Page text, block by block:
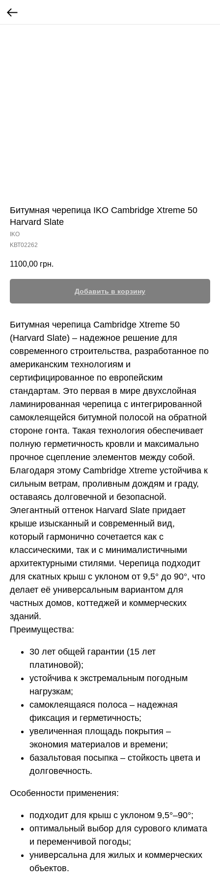
Битумная черепица IKO Cambridge Xtreme 50
Harvard Slate
IKO
KВТ02262
1100,00 грн.
Добавить в корзину
Битумная черепица Cambridge Xtreme 50
(Harvard Slate) – надежное решение для
современного строительства, разработанное по
американским технологиям и
сертифицированное по европейским
стандартам. Это первая в мире двухслойная
ламинированная черепица с интегрированной
самоклеящейся битумной полосой на обратной
стороне гонта. Такая технология обеспечивает
полную герметичность кровли и максимально
прочное сцепление элементов между собой.
Благодаря этому Cambridge Xtreme устойчива к
сильным ветрам, проливным дождям и граду,
оставаясь долговечной и безопасной.
Элегантный оттенок Harvard Slate придает
крыше изысканный и современный вид,
который гармонично сочетается как с
классическими, так и с минималистичными
архитектурными стилями. Черепица подходит
для скатных крыш с уклоном от 9,5° до 90°, что
делает её универсальным вариантом для
частных домов, коттеджей и коммерческих
зданий.
Преимущества:
30 лет общей гарантии (15 лет
платиновой);
устойчива к экстремальным погодным
нагрузкам;
самоклеящаяся полоса – надежная
фиксация и герметичность;
увеличенная площадь покрытия –
экономия материалов и времени;
базальтовая посыпка – стойкость цвета и
долговечность.
Особенности применения:
подходит для крыш с уклоном 9,5°–90°;
оптимальный выбор для сурового климата
и переменчивой погоды;
универсальна для жилых и коммерческих
объектов.